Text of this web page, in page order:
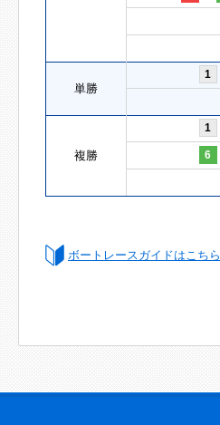
単勝
1
複勝
1
6
ボートレースガイドはこちら